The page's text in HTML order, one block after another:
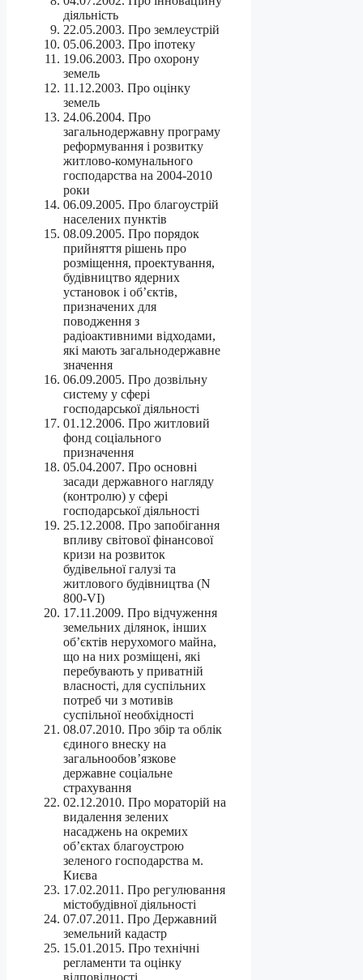
діяльність
22.05.2003. Про землеустрій
05.06.2003. Про іпотеку
19.06.2003. Про охорону
земель
11.12.2003. Про оцінку
земель
24.06.2004. Про
загальнодержавну програму
реформування і розвитку
житлово-комунального
господарства на 2004-2010
роки
06.09.2005. Про благоустрій
населених пунктів
08.09.2005. Про порядок
прийняття рішень про
розміщення, проектування,
будівництво ядерних
установок і об’єктів,
призначених для
поводження з
радіоактивними відходами,
які мають загальнодержавне
значення
06.09.2005. Про дозвільну
систему у сфері
господарської діяльності
01.12.2006. Про житловий
фонд соціального
призначення
05.04.2007. Про основні
засади державного нагляду
(контролю) у сфері
господарської діяльності
25.12.2008. Про запобігання
впливу світової фінансової
кризи на розвиток
будівельної галузі та
житлового будівництва (N
800-VI)
17.11.2009. Про відчуження
земельних ділянок, інших
об’єктів нерухомого майна,
що на них розміщені, які
перебувають у приватній
власності, для суспільних
потреб чи з мотивів
суспільної необхідності
08.07.2010. Про збір та облік
єдиного внеску на
загальнообов’язкове
державне соціальне
страхування
02.12.2010. Про мораторій на
видалення зелених
насаджень на окремих
об’єктах благоустрою
зеленого господарства м.
Києва
17.02.2011. Про регулювання
містобудівної діяльності
07.07.2011. Про Державний
земельний кадастр
15.01.2015. Про технічні
регламенти та оцінку
відповідності